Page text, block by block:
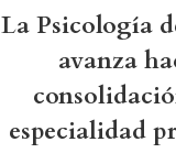
La Psicología
avanza
especialidad